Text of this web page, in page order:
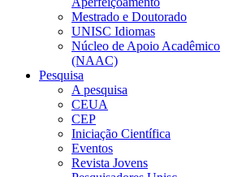
Mestrado e Doutorado
UNISC Idiomas
Núcleo de Apoio Acadêmico
(NAAC)
Pesquisa
A pesquisa
CEUA
CEP
Iniciação Científica
Eventos
Revista Jovens